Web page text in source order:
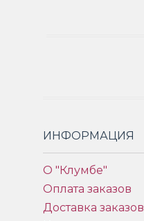
ИНФОРМАЦИЯ
О "Клумбе"
Оплата заказов
Доставка заказов